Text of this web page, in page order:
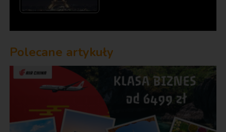
Polecane artykuły